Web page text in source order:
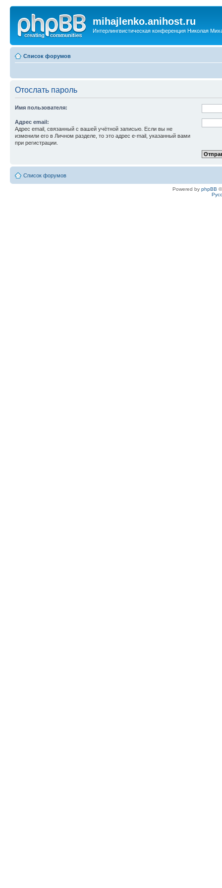
mihajlenko.anihost.ru
Интерлингвистическая конференция Николая
Список форумов
Отослать пароль
Имя пользователя:
Адрес email:
Адрес email, связанный с вашей учётной записью. Если вы не
изменили его в Личном разделе, то это адрес e-mail, указанный вами
при регистрации.
Список форумов
Powered by phpBB